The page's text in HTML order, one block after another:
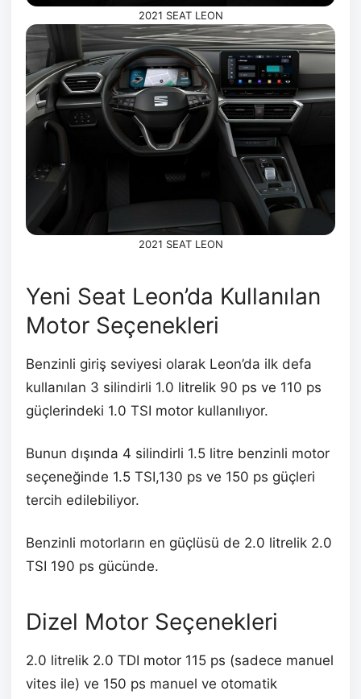
2021 SEAT LEON
2021 SEAT LEON
Yeni Seat Leon’da Kullanılan
Motor Seçenekleri
Benzinli giriş seviyesi olarak Leon’da ilk defa
kullanılan 3 silindirli 1.0 litrelik 90 ps ve 110 ps
güçlerindeki 1.0 TSI motor kullanılıyor.
Bunun dışında 4 silindirli 1.5 litre benzinli motor
seçeneğinde 1.5 TSI,130 ps ve 150 ps güçleri
tercih edilebiliyor.
Benzinli motorların en güçlüsü de 2.0 litrelik 2.0
TSI 190 ps gücünde.
Dizel Motor Seçenekleri
2.0 litrelik 2.0 TDI motor 115 ps (sadece manuel
vites ile) ve 150 ps manuel ve otomatik